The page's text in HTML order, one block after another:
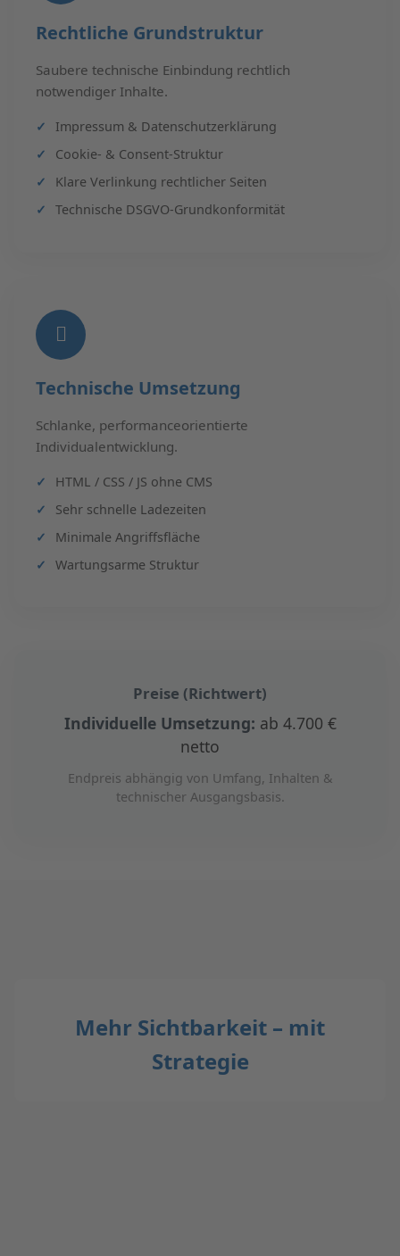
Rechtliche Grundstruktur
Saubere technische Einbindung rechtlich
notwendiger Inhalte.
Impressum & Datenschutzerklärung
Cookie- & Consent-Struktur
Klare Verlinkung rechtlicher Seiten
Technische DSGVO-Grundkonformität
Technische Umsetzung
Schlanke, performanceorientierte
Individualentwicklung.
HTML / CSS / JS ohne CMS
Sehr schnelle Ladezeiten
Minimale Angriffsfläche
Wartungsarme Struktur
Preise (Richtwert)
Individuelle Umsetzung: ab 4.700 €
netto
Endpreis abhängig von Umfang, Inhalten &
technischer Ausgangsbasis.
Mehr Sichtbarkeit – mit
Strategie